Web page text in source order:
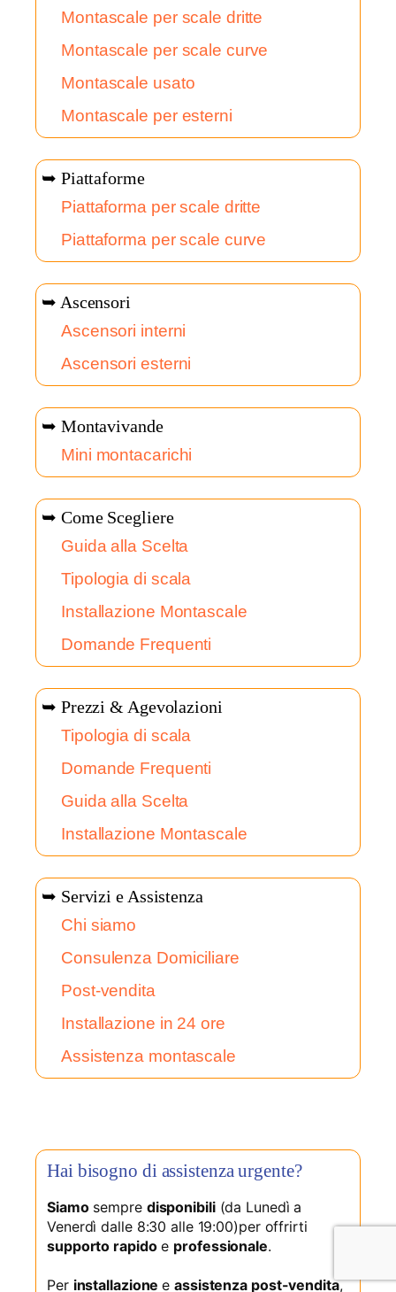
Montascale per scale dritte
Montascale per scale curve
Montascale usato
Montascale per esterni
➥ Piattaforme
Piattaforma per scale dritte
Piattaforma per scale curve
➥ Ascensori
Ascensori interni
Ascensori esterni
➥ Montavivande
Mini montacarichi
➥ Come Scegliere
Guida alla Scelta
Tipologia di scala
Installazione Montascale
Domande Frequenti
➥ Prezzi & Agevolazioni
Tipologia di scala
Domande Frequenti
Guida alla Scelta
Installazione Montascale
➥ Servizi e Assistenza
Chi siamo
Consulenza Domiciliare
Post-vendita
Installazione in 24 ore
Assistenza montascale
Hai bisogno di assistenza urgente?
Siamosempre disponibili(da Lunedì a
Venerdì dalle 8:30 alle 19:00)per offrirti
supporto rapidoe professionale.
Per installazioneeassistenza post-vendita,